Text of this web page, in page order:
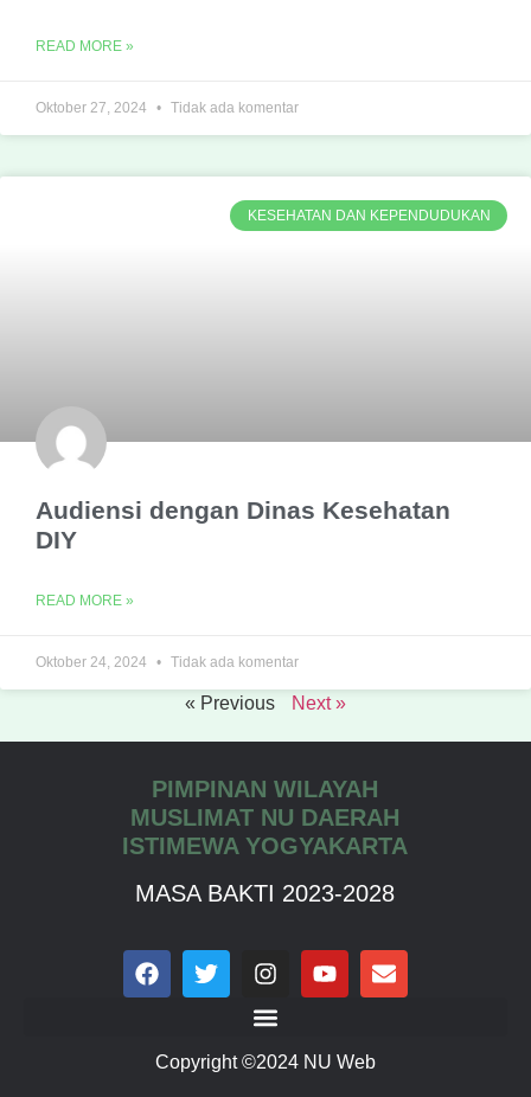
READ MORE »
Oktober 27, 2024 Tidak ada komentar
KESEHATAN DAN KEPENDUDUKAN
Audiensi dengan Dinas Kesehatan
DIY
READ MORE »
Oktober 24, 2024 Tidak ada komentar
« Previous Next »
PIMPINAN WILAYAH
MUSLIMAT NU DAERAH
ISTIMEWA YOGYAKARTA
MASA BAKTI 2023-2028
Copyright ©2024 NU Web